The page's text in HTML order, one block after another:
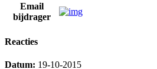
Email
bijdrager
Reacties
Datum: 19-10-2015